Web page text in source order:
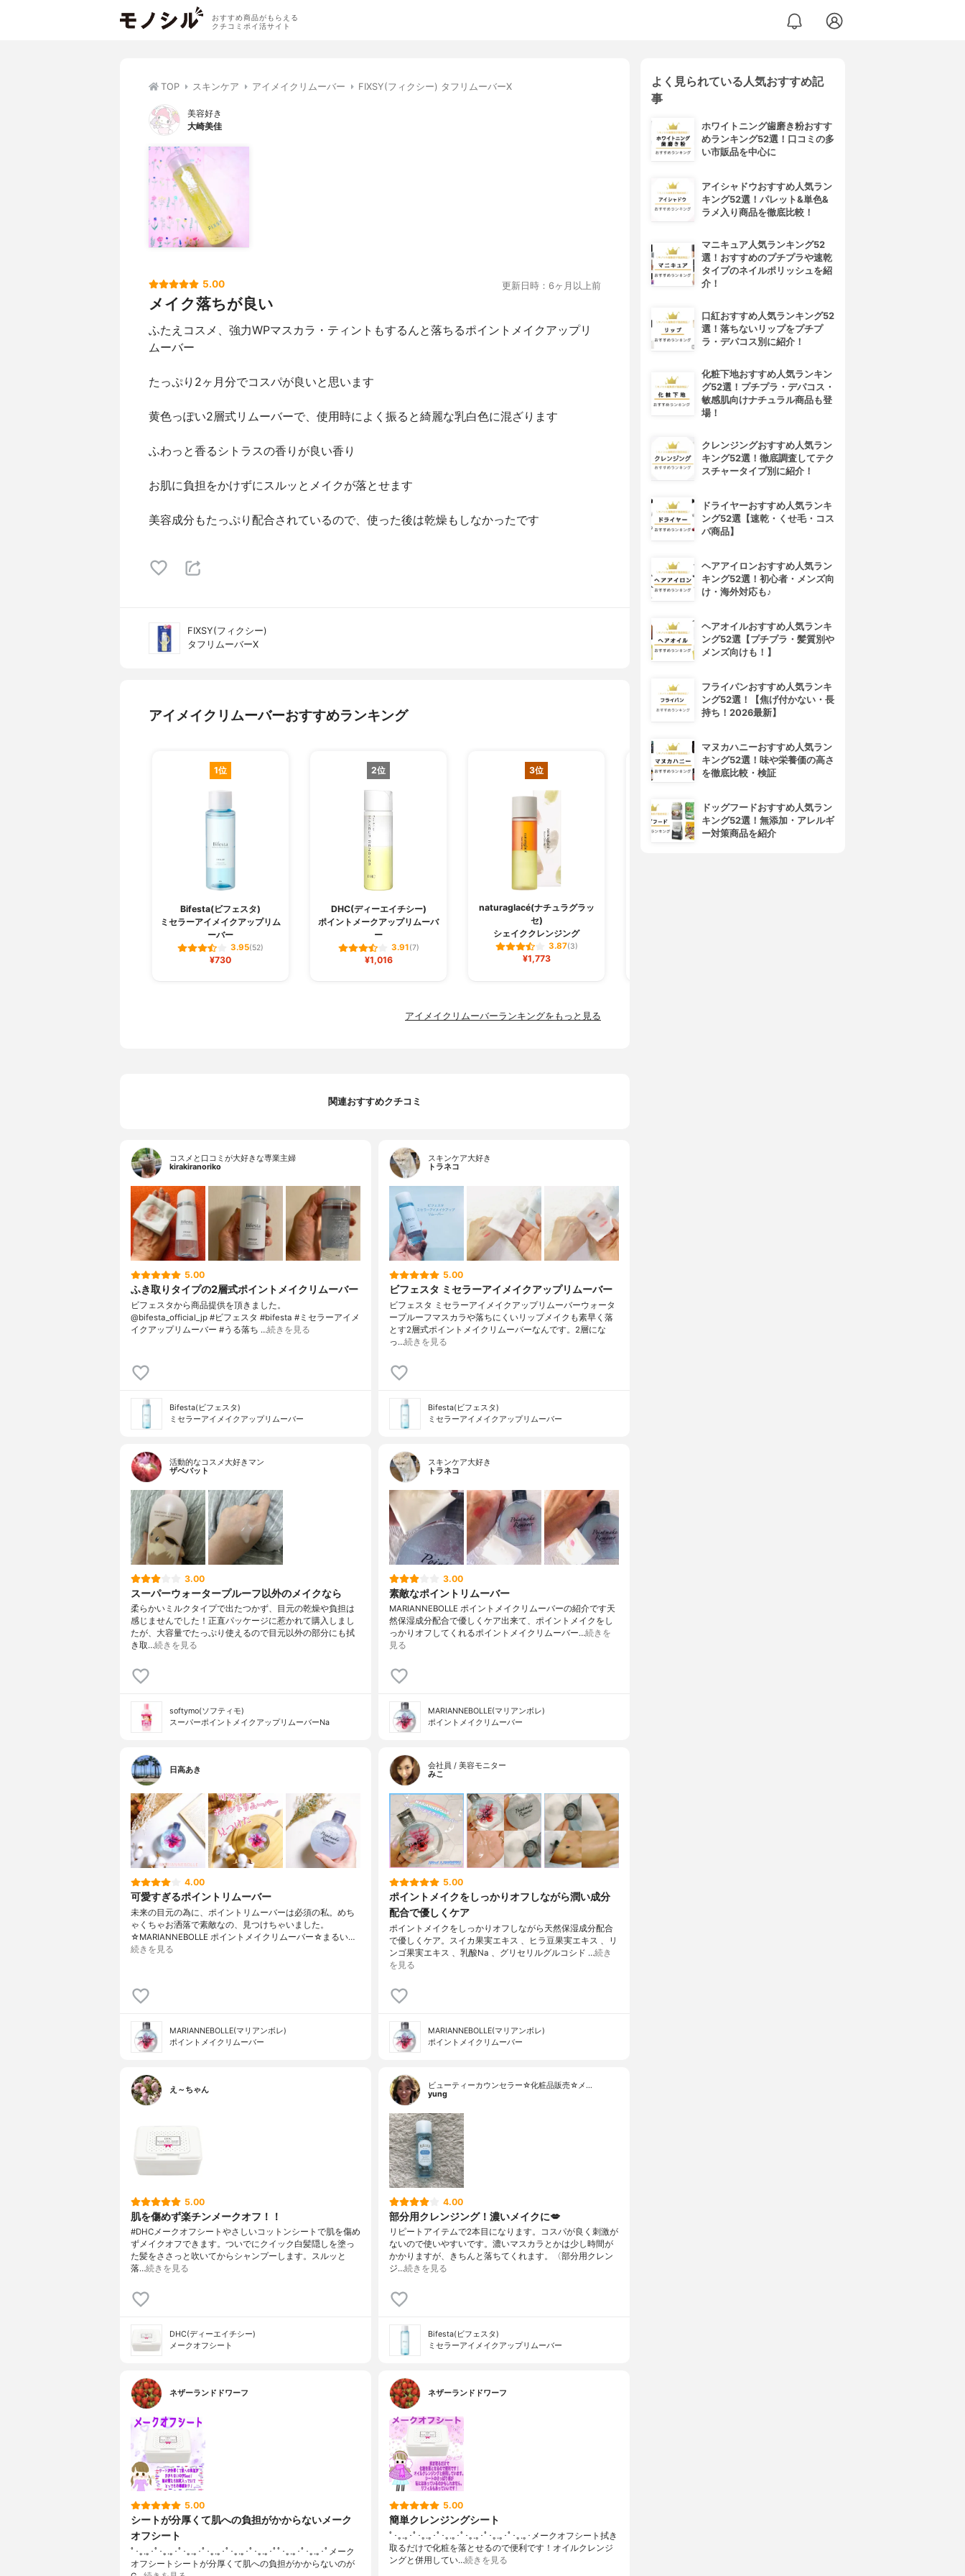
おすすめ商品がもらえる
クチコミポイ活サイト
TOP スキンケア アイメイクリムーバー FIXSY(フィクシー) タフリムーバーX
美容好き
大崎美佳
5.00 更新日時：6ヶ月以上前
メイク落ちが良い
ふたえコスメ、強力WPマスカラ・ティントもするんと落ちるポイントメイクアップリ
ムーバー
たっぷり2ヶ月分でコスパが良いと思います
黄色っぽい2層式リムーバーで、使用時によく振ると綺麗な乳白色に混ざります
ふわっと香るシトラスの香りが良い香り
お肌に負担をかけずにスルッとメイクが落とせます
美容成分もたっぷり配合されているので、使った後は乾燥もしなかったです
FIXSY(フィクシー)
タフリムーバーX
アイメイクリムーバーおすすめランキング
1位
Bifesta(ビフェスタ)
ミセラーアイメイクアップリム
ーバー
3.95(52)
¥730
2位
DHC(ディーエイチシー)
ポイントメークアップリムーバ
ー
3.91(7)
¥1,016
3位
naturaglacé(ナチュラグラッ
セ)
シェイククレンジング
3.87(3)
¥1,773
4位
アイメイクリムーバーランキングをもっと見る
関連おすすめクチコミ
コスメと口コミが大好きな専業主婦
kirakiranoriko
5.00
ふき取りタイプの2層式ポイントメイクリムーバー
ビフェスタから商品提供を頂きました。
@bifesta_official_jp #ビフェスタ #bifesta #ミセラーアイメ
イクアップリムーバー #うる落ち …続きを見る
Bifesta(ビフェスタ)
ミセラーアイメイクアップリムーバー
スキンケア大好き
トラネコ
5.00
ビフェスタ ミセラーアイメイクアップリムーバー
ビフェスタ ミセラーアイメイクアップリムーバーウォータ
ープルーフマスカラや落ちにくいリップメイクも素早く落
とす2層式ポイントメイクリムーバーなんです。2層にな
っ…続きを見る
Bifesta(ビフェスタ)
ミセラーアイメイクアップリムーバー
活動的なコスメ大好きマン
ザベバット
3.00
スーパーウォータープルーフ以外のメイクなら
柔らかいミルクタイプで出たつかず、目元の乾燥や負担は
感じませんでした！正直パッケージに惹かれて購入しまし
たが、大容量でたっぷり使えるので目元以外の部分にも拭
き取…続きを見る
softymo(ソフティモ)
スーパーポイントメイクアップリムーバーNa
スキンケア大好き
トラネコ
3.00
素敵なポイントリムーバー
MARIANNEBOLLE ポイントメイクリムーバーの紹介です天
然保湿成分配合で優しくケア出来て、ポイントメイクをし
っかりオフしてくれるポイントメイクリムーバー…続きを
見る
MARIANNEBOLLE(マリアンボレ)
ポイントメイクリムーバー
日高あき
4.00
可愛すぎるポイントリムーバー
未来の目元の為に、ポイントリムーバーは必須の私。めち
ゃくちゃお洒落で素敵なの、見つけちゃいました。
☆MARIANNEBOLLE ポイントメイクリムーバー☆まるい…
続きを見る
MARIANNEBOLLE(マリアンボレ)
ポイントメイクリムーバー
会社員 / 美容モニター
みこ
5.00
ポイントメイクをしっかりオフしながら潤い成分
配合で優しくケア
ポイントメイクをしっかりオフしながら天然保湿成分配合
で優しくケア。スイカ果実エキス 、ヒラ豆果実エキス 、リ
ンゴ果実エキス 、乳酸Na 、グリセリルグルコシド …続き
を見る
MARIANNEBOLLE(マリアンボレ)
ポイントメイクリムーバー
え～ちゃん
5.00
肌を傷めず楽チンメークオフ！！
#DHCメークオフシートやさしいコットンシートで肌を傷め
ずメイクオフできます。ついでにクイック白髪隠しを塗っ
た髪をささっと吹いてからシャンプーします。スルッと
落…続きを見る
DHC(ディーエイチシー)
メークオフシート
ビューティーカウンセラー☆化粧品販売☆メ…
yung
4.00
部分用クレンジング！濃いメイクに💋
リピートアイテムで2本目になります。コスパが良く刺激が
ないので使いやすいです。濃いマスカラとかは少し時間が
かかりますが、きちんと落ちてくれます。〈部分用クレン
ジ…続きを見る
Bifesta(ビフェスタ)
ミセラーアイメイクアップリムーバー
ネザーランドドワーフ
5.00
シートが分厚くて肌への負担がかからないメーク
オフシート
ﾟ･｡.｡･ﾟ･｡.｡･ﾟ･｡.｡･ﾟ･｡.｡･ﾟ･｡.｡･ﾟ･｡.｡･ﾟﾟ･｡.｡･ﾟ･｡.｡･ﾟメーク
オフシートシートが分厚くて肌への負担がかからないのが
ネザーランドドワーフ
5.00
簡単クレンジングシート
ﾟ･｡.｡･ﾟ･｡.｡･ﾟ･｡.｡･ﾟ･｡.｡･ﾟ･｡.｡･ﾟ･｡.｡･メークオフシート拭き
取るだけで化粧を落とせるので便利です！オイルクレンジ
ングと併用してい…続きを見る
よく見られている人気おすすめ記
事
ホワイトニング歯磨き粉おすす
めランキング52選！口コミの多
い市販品を中心に
アイシャドウおすすめ人気ラン
キング52選！パレット&単色&
ラメ入り商品を徹底比較！
マニキュア人気ランキング52
選！おすすめのプチプラや速乾
タイプのネイルポリッシュを紹
介！
口紅おすすめ人気ランキング52
選！落ちないリップをプチプ
ラ・デパコス別に紹介！
化粧下地おすすめ人気ランキン
グ52選！プチプラ・デパコス・
敏感肌向けナチュラル商品も登
場！
クレンジングおすすめ人気ラン
キング52選！徹底調査してテク
スチャータイプ別に紹介！
ドライヤーおすすめ人気ランキ
ング52選【速乾・くせ毛・コス
パ商品】
ヘアアイロンおすすめ人気ラン
キング52選！初心者・メンズ向
け・海外対応も♪
ヘアオイルおすすめ人気ランキ
ング52選【プチプラ・髪質別や
メンズ向けも！】
フライパンおすすめ人気ランキ
ング52選！【焦げ付かない・長
持ち！2026最新】
マヌカハニーおすすめ人気ラン
キング52選！味や栄養価の高さ
を徹底比較・検証
ドッグフードおすすめ人気ラン
キング52選！無添加・アレルギ
ー対策商品を紹介